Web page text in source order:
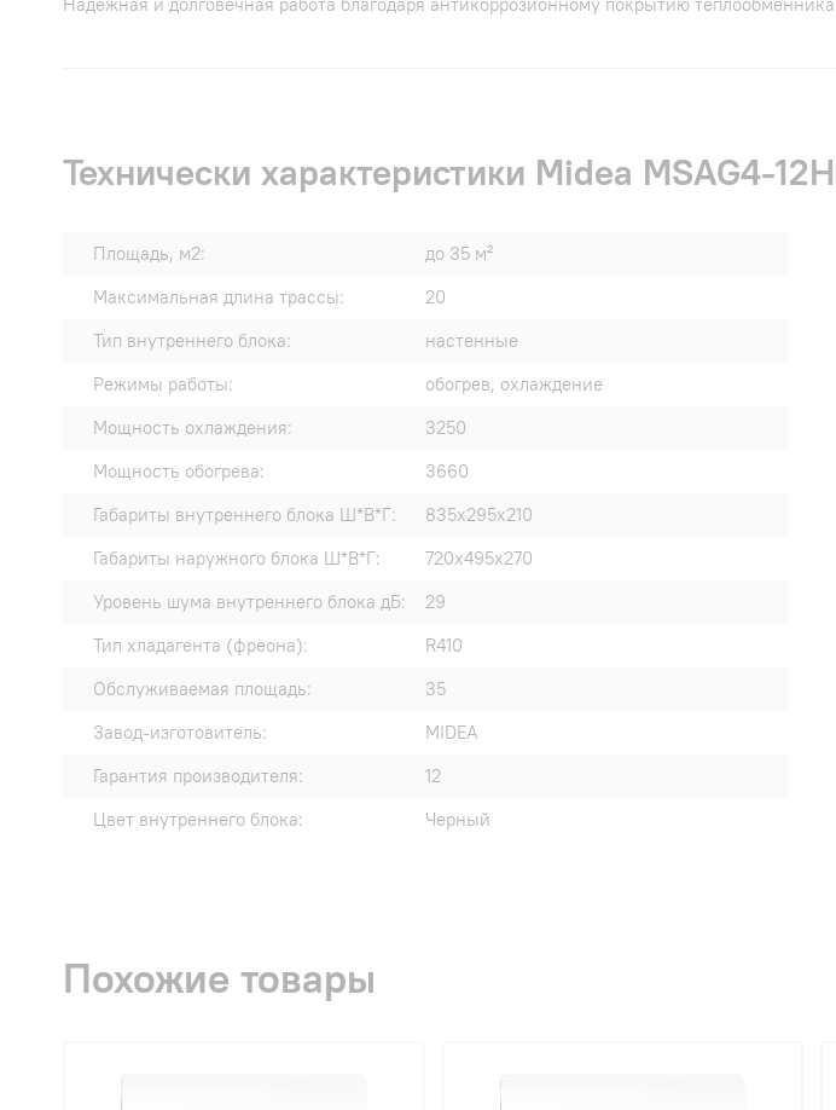
Технически характеристики Midea MSAG4-
Площадь, м2:
до 35 м²
Максимальная длина трассы:
20
Тип внутреннего блока:
настенные
Режимы работы:
обогрев, охлаждение
Мощность охлаждения:
3250
Мощность обогрева:
3660
Габариты внутреннего блока Ш*В*Г:
835x295x210
Габариты наружного блока Ш*В*Г:
720x495x270
Уровень шума внутреннего блока дБ:
29
Тип хладагента (фреона):
R410
Обслуживаемая площадь:
35
Завод-изготовитель:
MIDEA
Гарантия производителя:
12
Цвет внутреннего блока:
Черный
Похожие товары